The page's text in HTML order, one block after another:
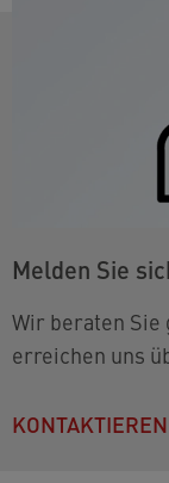
Melden Sie
Wir beraten Sie
erreichen uns